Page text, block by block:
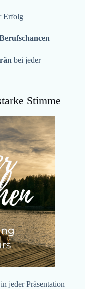
Erfolg
bei jeder
Stimme
in jeder Präsentation